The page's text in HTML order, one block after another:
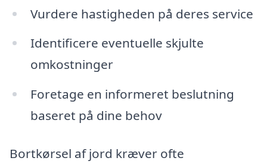
Vurdere hastigheden på deres service
Identificere eventuelle skjulte
omkostninger
Foretage en informeret beslutning
baseret på dine behov
Bortkørsel af jord kræver ofte